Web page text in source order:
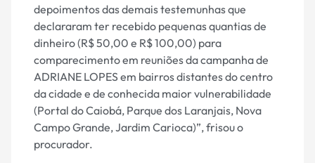
depoimentos das demais testemunhas que
declararam ter recebido pequenas quantias de
dinheiro (R$ 50,00 e R$ 100,00) para
comparecimento em reuniões da campanha de
ADRIANE LOPES em bairros distantes do centro
da cidade e de conhecida maior vulnerabilidade
(Portal do Caiobá, Parque dos Laranjais, Nova
Campo Grande, Jardim Carioca)”, frisou o
procurador.